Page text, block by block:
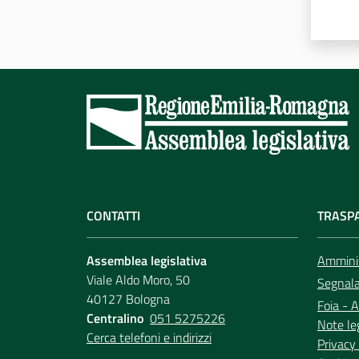
CONTATTI
Assemblea legislativa
Viale Aldo Moro, 50
40127 Bologna
Centralino 051 5275226
Cerca telefoni e indirizzi
Foia -
Note